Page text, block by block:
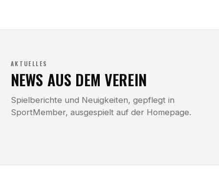
AKTUELLES
NEWS AUS DEM VEREIN
Spielberichte und Neuigkeiten, gepflegt in
SportMember, ausgespielt auf der Homepage.